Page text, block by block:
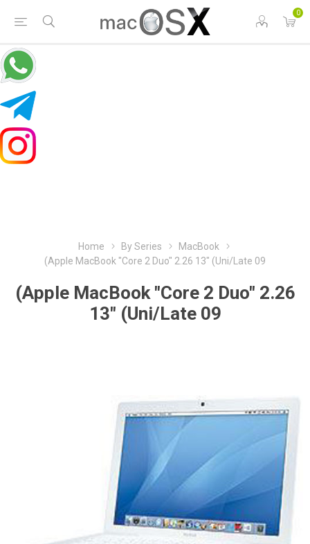
0
Home By Series
MacBook
(Apple MacBook "Core 2 Duo" 2.26 13" (Uni/Late 09
(Apple MacBook "Core 2 Duo" 2.26
13" (Uni/Late 09